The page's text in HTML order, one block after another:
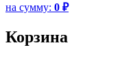
на сумму: 0 ₽
Корзина